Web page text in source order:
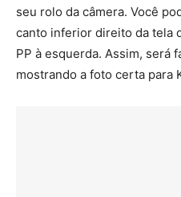
seu rolo da câmera. Você
canto inferior direito da tela
PP à esquerda. Assim, será
mostrando a foto certa para